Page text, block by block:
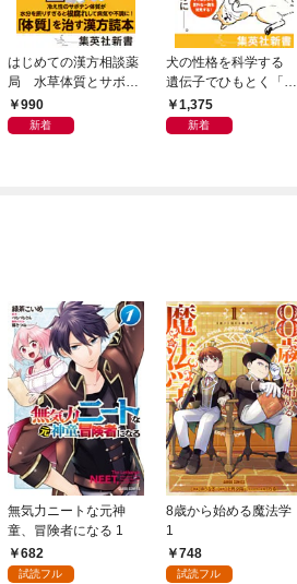
はじめての漢方相談薬
局 水草体質とサボテ
ン体質
990
新着
犬の性格を科学する
遺伝子でひもとく「最
良の友」の進化
1,375
新着
無気力ニートな元神
童、冒険者になる 1
682
試読フル
8歳から始める魔法学
1
748
試読フル